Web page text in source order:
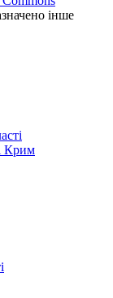
інше
Крим